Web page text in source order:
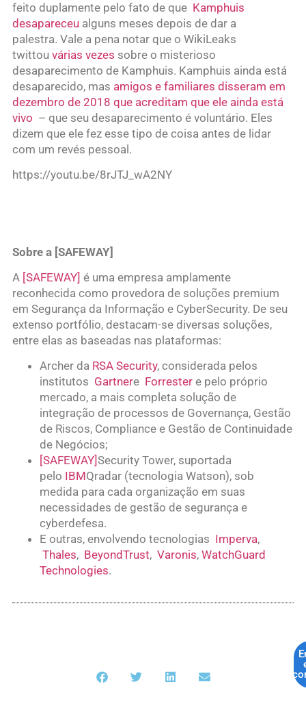
feito duplamente pelo fato de que Kamphuis
desapareceualguns meses depois de dar a
palestra. Vale a pena notar que o WikiLeaks
twittou várias vezes sobre o misterioso
desaparecimento de Kamphuis. Kamphuis ainda está
desaparecido, mas amigos e familiares disseram em
dezembro de 2018 que acreditam que ele ainda está
vivo – que seu desaparecimento é voluntário. Eles
dizem que ele fez esse tipo de coisa antes de lidar
com um revés pessoal.
https://youtu.be/8rJTJ_wA2NY
Sobre a [SAFEWAY]
A [SAFEWAY] é uma empresa amplamente
reconhecida como provedora de soluções premium
em Segurança da Informação e CyberSecurity. De seu
extenso portfólio, destacam-se diversas soluções,
entre elas as baseadas nas plataformas:
Archer da RSA Security, considerada pelos
institutos Gartnere Forrestere pelo próprio
mercado, a mais completa solução de
integração de processos de Governança, Gestão
de Riscos, Compliance e Gestão de Continuidade
de Negócios;
[SAFEWAY]Security Tower, suportada
pelo IBMQradar (tecnologia Watson), sob
medida para cada organização em suas
necessidades de gestão de segurança e
cyberdefesa.
E outras, envolvendo tecnologias Imperva,
Thales, BeyondTrust, Varonis, WatchGuard
Technologies.